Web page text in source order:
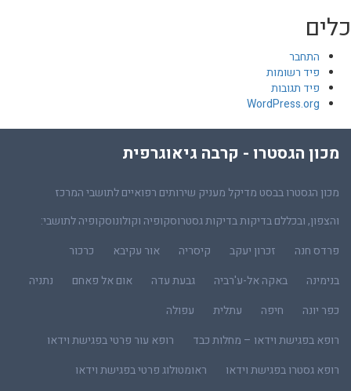
כלים
התחבר
פיד רשומות
פיד תגובות
WordPress.org
מכון הגסטרו - קרבה גיאוגרפית
מכון הגסטרו בבסט מדיקל מעניק שירותים רפואיים לתושבי המרכז
והצפון, ובכללם בדיקות בדיקות גסטרוסקופיה וקולונוסקופיה לתושבי:
פרדס חנה
זכרון יעקב קיסריה אור עקיבא
כרכור
בנימינה
באקה אל-ע'רביה גבעת עדה אום אל פאחם
נתניה
כפר יונה
חיפה עתלית
עפולה
רופא בפגישת וידאו – מחלות כבד
רופא עור פרטי בפגישת וידאו
רופא גסטרו בפגישת וידאו
ראומטולוג פרטי בפגישת וידאו